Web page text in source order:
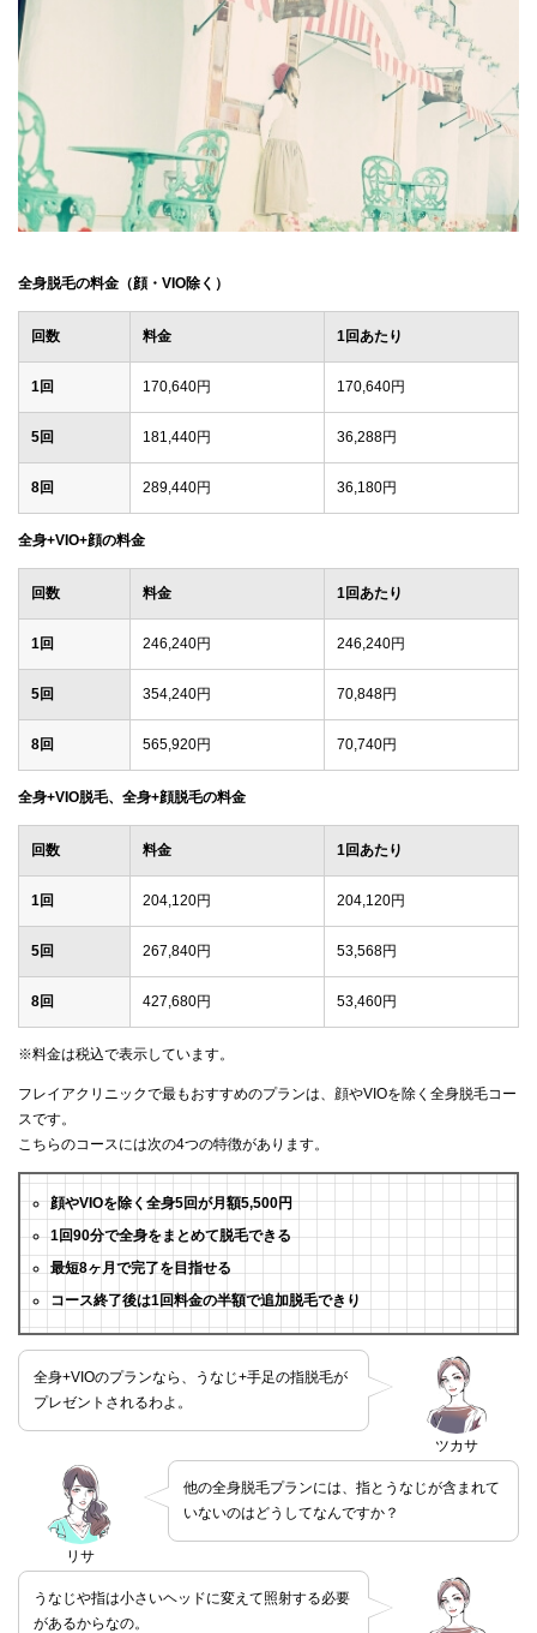
全身脱毛の料金（顔・VIO除く）
回数 料金 1回あたり
1回 170,640円 170,640円
5回 181,440円 36,288円
8回 289,440円 36,180円
全身+VIO+顔の料金
回数 料金 1回あたり
1回 246,240円 246,240円
5回 354,240円 70,848円
8回 565,920円 70,740円
全身+VIO脱毛、全身+顔脱毛の料金
回数 料金 1回あたり
1回 204,120円 204,120円
5回 267,840円 53,568円
8回 427,680円 53,460円
※料金は税込で表示しています。
フレイアクリニックで最もおすすめのプランは、顔やVIOを除く全身脱毛コー
スです。
こちらのコースには次の4つの特徴があります。
顔やVIOを除く全身5回が月額5,500円
1回90分で全身をまとめて脱毛できる
最短8ヶ月で完了を目指せる
コース終了後は1回料金の半額で追加脱毛できり
ツカサ
全身+VIOのプランなら、うなじ+手足の指脱毛が
プレゼントされるわよ。
リサ
他の全身脱毛プランには、指とうなじが含まれて
いないのはどうしてなんですか？
うなじや指は小さいヘッドに変えて照射する必要
があるからなの。